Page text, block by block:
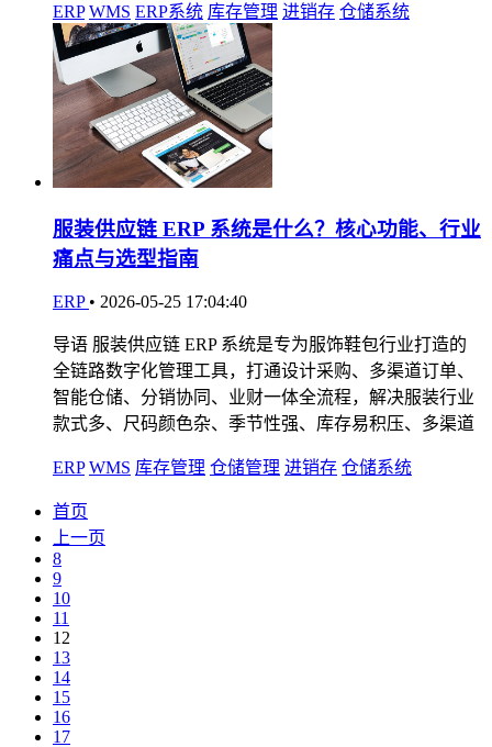
ERP WMS ERP系统 库存管理 进销存 仓储系统
服装供应链 ERP 系统是什么？核心功能、行业
痛点与选型指南
ERP • 2026-05-25 17:04:40
导语 服装供应链 ERP 系统是专为服饰鞋包行业打造的
全链路数字化管理工具，打通设计采购、多渠道订单、
智能仓储、分销协同、业财一体全流程，解决服装行业
款式多、尺码颜色杂、季节性强、库存易积压、多渠道
ERP WMS 库存管理 仓储管理 进销存 仓储系统
首页
上一页
8
9
10
11
12
13
14
15
16
17